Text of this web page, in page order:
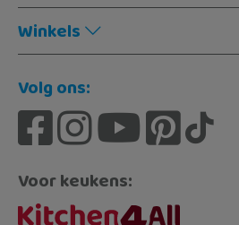
Winkels
Volg ons:
Voor keukens: